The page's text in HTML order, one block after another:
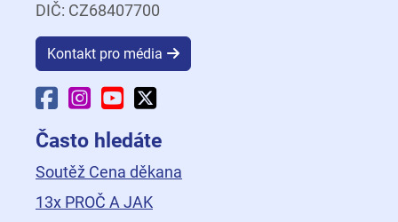
DIČ: CZ68407700
Kontakt pro média
Facebook Fakulty dopravní
Instagram Fakulty dopravní
YouTube Fakulty dopravní
Často hledáte
Soutěž Cena děkana
13x PROČ A JAK